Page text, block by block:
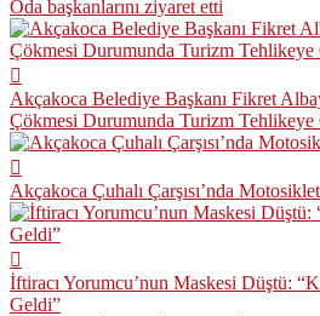
Oda başkanlarını ziyaret etti
Akçakoca Belediye Başkanı Fikret
Çökmesi Durumunda Turizm
Akçakoca Çuhalı Çarşısı’nda
İftiracı Yorumcu’nun Maskesi Düştü:
Geldi”